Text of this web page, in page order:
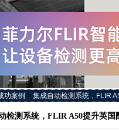
功案例 > 集成自动检测系统，FLIR
检测系统，FLIR A50提升英国